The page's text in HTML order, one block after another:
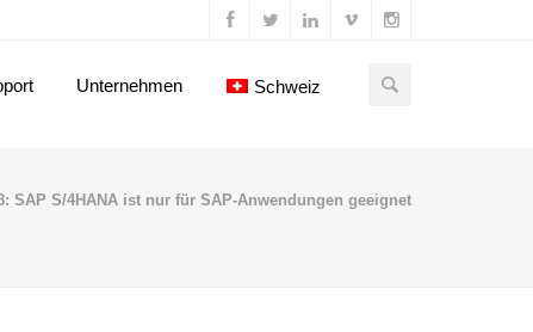
Unternehmen Schweiz
SAP S/4HANA ist nur für SAP-Anwendungen geeignet